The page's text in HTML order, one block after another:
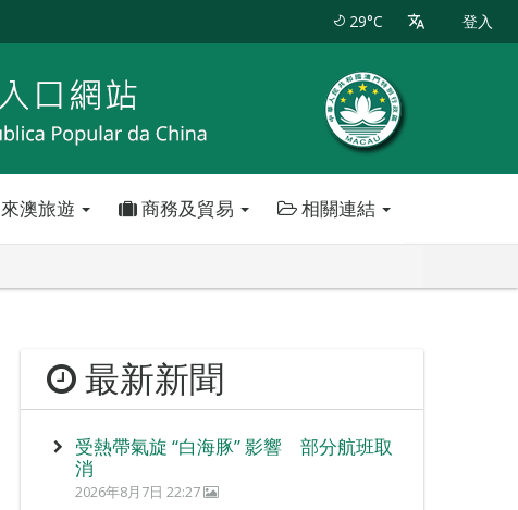
29°C 登入
澳旅遊 商務及貿易 相關連結
最新新聞
受熱帶氣旋 “白海豚” 影響 部分航班取
消
2026年8月7日 22:27